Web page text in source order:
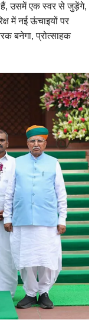
हैं, उसमें एक स्वर से जुड़ेंगे,
में नई ऊंचाइयों पर
बनेगा, प्रोत्साहक